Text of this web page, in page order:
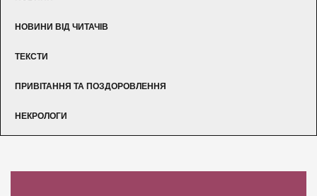
НОВИНИ ВІД ЧИТАЧІВ
ТЕКСТИ
ПРИВІТАННЯ ТА ПОЗДОРОВЛЕННЯ
НЕКРОЛОГИ